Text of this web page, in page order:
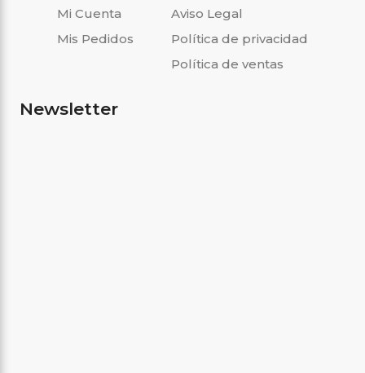
Mi Cuenta
Mis Pedidos
Aviso Legal
Política de privacidad
Política de ventas
Newsletter